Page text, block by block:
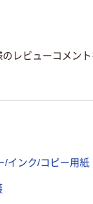
レビューコメント
/インク/コピー用紙